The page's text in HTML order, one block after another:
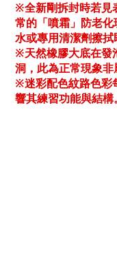
※全新剛拆封時若見
常的「噴霜」防老
水或專用清潔劑擦拭
※天然橡膠大底在發
洞，此為正常現象非
※迷彩配色紋路色彩
響其練習功能與結構